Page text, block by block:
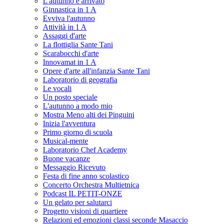
Ginnastica in 1 A
Evviva l'autunno
Attività in 1 A
Assaggi d'arte
La flottiglia Sante Tani
Scarabocchi d'arte
Innovamat in 1 A
Opere d'arte all'infanzia Sante Tani
Laboratorio di geografia
Le vocali
Un posto speciale
L'autunno a modo mio
Mostra Meno alti dei Pinguini
Inizia l'avventura
Primo giorno di scuola
Musical-mente
Laboratorio Chef Academy
Buone vacanze
Messaggio Ricevuto
Festa di fine anno scolastico
Concerto Orchestra Multietnica
Podcast IL PETIT-ONZE
Un gelato per salutarci
Progetto visioni di quartiere
Relazioni ed emozioni classi seconde Masaccio